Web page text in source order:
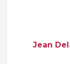
Jean